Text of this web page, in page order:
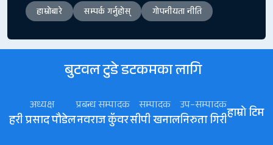
हाम्रोबारे सम्पर्क गर्नुहोस् गोपनीयता नीति
बुटवल टुडे डटकमका लागि
अध्यक्ष
हरी प्रसाद पौडेल
प्रबन्ध सम्पादक
नवराज कॅुवर
सम्पादक
सीपी खनाल
उप–सम्पादक
निरुता गिरीहाम्रो टिम